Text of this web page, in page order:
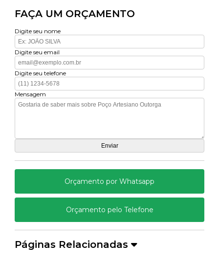
FAÇA UM ORÇAMENTO
Digite seu nome
Digite seu email
Digite seu telefone
Mensagem
Orçamento por Whatsapp
Orçamento pelo Telefone
Páginas Relacionadas